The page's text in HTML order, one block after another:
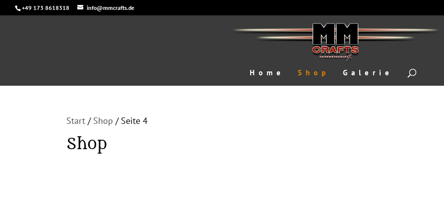
+49 173 8618318 info@mmcrafts.de
Home Shop Galerie
Start / Shop / Seite 4
Shop